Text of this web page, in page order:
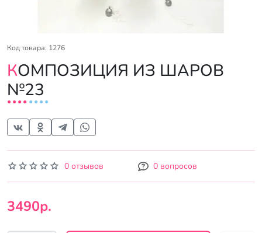
Код товара: 1276
КОМПОЗИЦИЯ ИЗ ШАРОВ
№23
0 отзывов 0 вопросов
3490р.